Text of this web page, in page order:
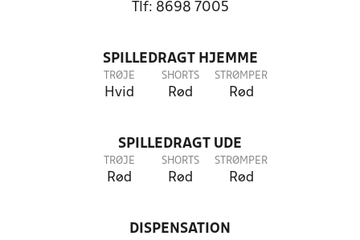
Tlf: 8698 7005
SPILLEDRAGT HJEMME
TRØJE
Hvid
SHORTS
Rød
STRØMPER
Rød
SPILLEDRAGT UDE
TRØJE
Rød
SHORTS
Rød
STRØMPER
Rød
DISPENSATION